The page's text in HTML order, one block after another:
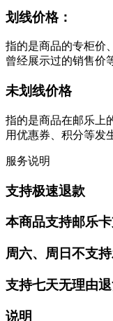
划线价格：
指的是商品的专柜价
曾经展示过的销售价
未划线价格
指的是商品在邮乐上
用优惠券、积分等发
服务说明
支持极速退款
本商品支持邮乐
周六、周日不支
支持七天无理由
说明